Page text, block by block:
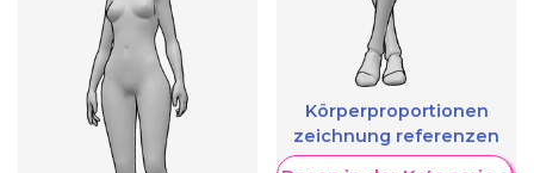
Körperproportionen
zeichnung referenzen